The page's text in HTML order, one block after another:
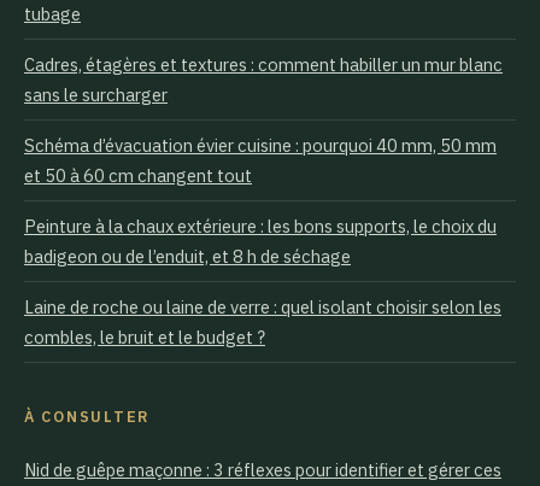
tubage
Cadres, étagères et textures : comment habiller un mur blanc
sans le surcharger
Schéma d’évacuation évier cuisine : pourquoi 40 mm, 50 mm
et 50 à 60 cm changent tout
Peinture à la chaux extérieure : les bons supports, le choix du
badigeon ou de l’enduit, et 8 h de séchage
Laine de roche ou laine de verre : quel isolant choisir selon les
combles, le bruit et le budget ?
À CONSULTER
Nid de guêpe maçonne : 3 réflexes pour identifier et gérer ces